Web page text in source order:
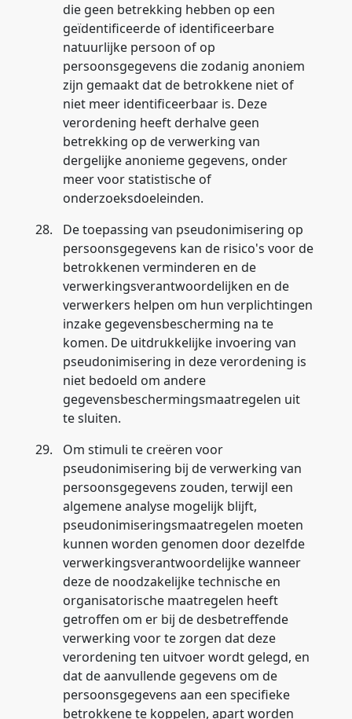
die geen betrekking hebben op een
geïdentificeerde of identificeerbare
natuurlijke persoon of op
persoonsgegevens die zodanig anoniem
zijn gemaakt dat de betrokkene niet of
niet meer identificeerbaar is. Deze
verordening heeft derhalve geen
betrekking op de verwerking van
dergelijke anonieme gegevens, onder
meer voor statistische of
onderzoeksdoeleinden.
28.
De toepassing van pseudonimisering op
persoonsgegevens kan de risico's voor de
betrokkenen verminderen en de
verwerkingsverantwoordelijken en de
verwerkers helpen om hun verplichtingen
inzake gegevensbescherming na te
komen. De uitdrukkelijke invoering van
pseudonimisering in deze verordening is
niet bedoeld om andere
gegevensbeschermingsmaatregelen uit
te sluiten.
29.
Om stimuli te creëren voor
pseudonimisering bij de verwerking van
persoonsgegevens zouden, terwijl een
algemene analyse mogelijk blijft,
pseudonimiseringsmaatregelen moeten
kunnen worden genomen door dezelfde
verwerkingsverantwoordelijke wanneer
deze de noodzakelijke technische en
organisatorische maatregelen heeft
getroffen om er bij de desbetreffende
verwerking voor te zorgen dat deze
verordening ten uitvoer wordt gelegd, en
dat de aanvullende gegevens om de
persoonsgegevens aan een specifieke
betrokkene te koppelen, apart worden